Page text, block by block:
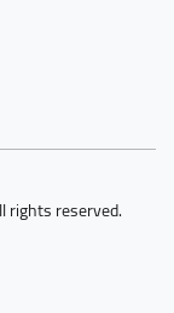
rights reserved.